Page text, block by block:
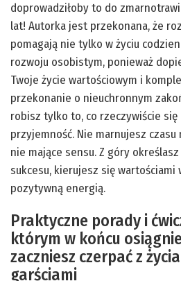
doprowadziłoby to do
lat! Autorka jest przekonana, że
pomagają nie tylko w życiu
rozwoju osobistym, ponieważ
Twoje życie wartościowym i
przekonanie o nieuchronnym
robisz tylko to, co rzeczywiście się
przyjemność. Nie marnujesz czasu
nie mające sensu. Z góry
sukcesu, kierujesz się wartościami
pozytywną energią.
Praktyczne porady i
którym w końcu
zaczniesz czerpać z
garściami